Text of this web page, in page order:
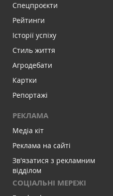
Спецпроєкти
Рейтинги
Історії успіху
Стиль життя
Агродебати
Картки
Репортажі
РЕКЛАМА
Медіа кіт
Реклама на сайті
Зв'язатися з рекламним
відділом
СОЦІАЛЬНІ МЕРЕЖІ